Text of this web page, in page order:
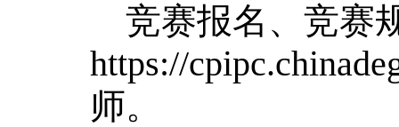
竞赛报名、竞赛
https://
师。